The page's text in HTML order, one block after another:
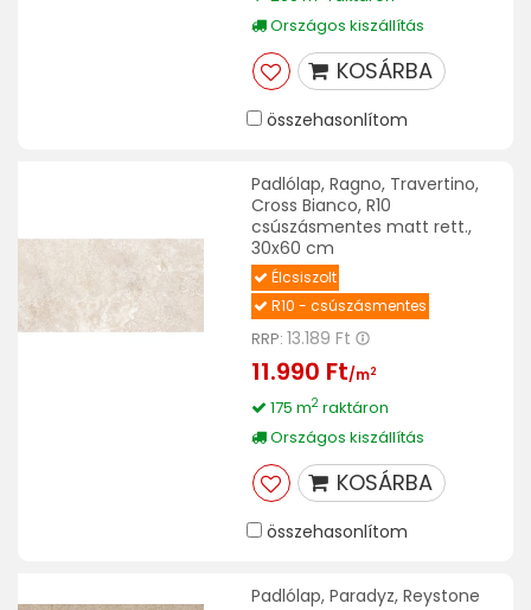
Országos kiszállítás
KOSÁRBA
összehasonlítom
Padlólap, Ragno, Travertino,
Cross Bianco, R10
csúszásmentes matt rett.,
30x60 cm
Élcsiszolt
R10 - csúszásmentes
RRP: 13.189 Ft
11.990 Ft/m2
175 m2raktáron
Országos kiszállítás
KOSÁRBA
összehasonlítom
Padlólap, Paradyz, Reystone